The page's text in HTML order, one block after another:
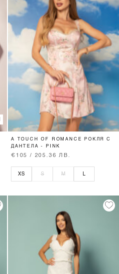
A TOUCH OF ROMANCE РОКЛЯ С
ДАНТЕЛА - PINK
€105 / 205.36 ЛВ.
XS S M